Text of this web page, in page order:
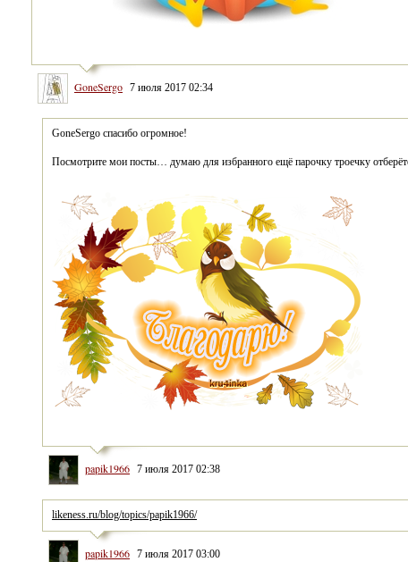
GoneSergo 7 июля 2017 02:34
papik1966 7 июля 2017 02:38
likeness.ru/blog/topics/papik1966/
papik1966 7 июля 2017 03:00